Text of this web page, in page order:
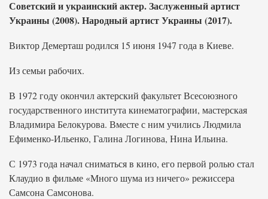
Советский и украинский актер. Заслуженный артист
Украины (2008). Народный артист Украины (2017).
Виктор Демерташ родился 15 июня 1947 года в Киеве.
Из семьи рабочих.
В 1972 году окончил актерский факультет Всесоюзного
государственного института кинематографии, мастерская
Владимира Белокурова. Вместе с ним учились Людмила
Ефименко-Ильенко, Галина Логинова, Нина Ильина.
С 1973 года начал сниматься в кино, его первой ролью стал
Клаудио в фильме «Много шума из ничего» режиссера
Самсона Самсонова.